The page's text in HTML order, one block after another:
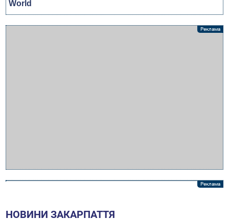
НОВИНИ ЗАКАРПАТТЯ